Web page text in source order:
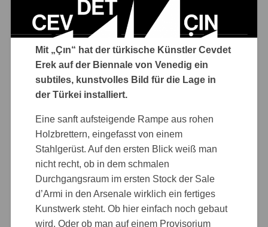
Mit „Çın“ hat der türkische Künstler Cevdet
Erek auf der Biennale von Venedig ein
subtiles, kunstvolles Bild für die Lage in
der Türkei installiert.
Eine sanft aufsteigende Rampe aus rohen
Holzbrettern, eingefasst von einem
Stahlgerüst. Auf den ersten Blick weiß man
nicht recht, ob in dem schmalen
Durchgangsraum im ersten Stock der Sale
d’Armi in den Arsenale wirklich ein fertiges
Kunstwerk steht. Ob hier einfach noch gebaut
wird. Oder ob man auf einem Provisorium